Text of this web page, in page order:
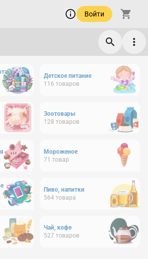
Войти
Детское питание
116 товаров
Зоотовары
128 товаров
Мороженое
71 товар
Пиво, напитки
564 товара
Чай, кофе
527 товаров